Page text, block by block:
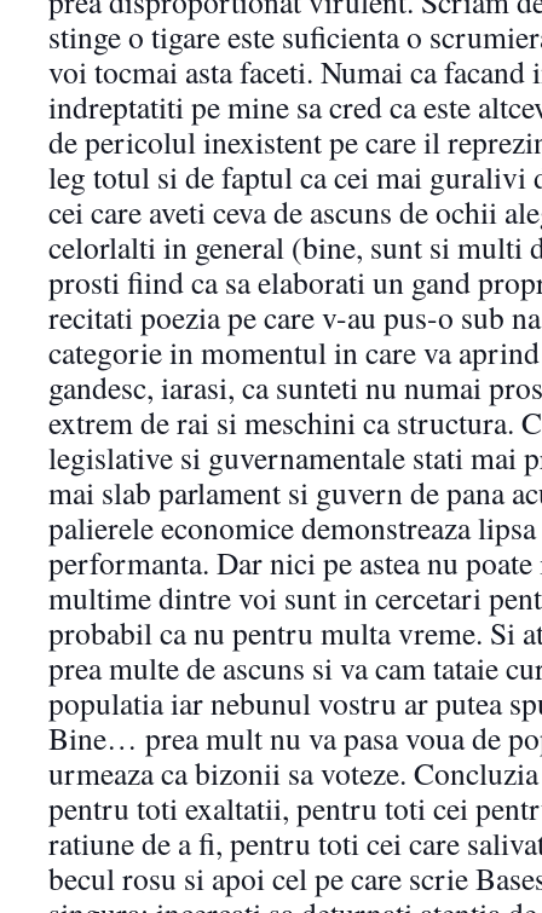
stinge o tigare este suficienta o
voi tocmai asta faceti. Numai ca facand
indreptatiti pe mine sa cred ca este
de pericolul inexistent pe care il
leg totul si de faptul ca cei mai guralivi
cei care aveti ceva de ascuns de ochii
celorlalti in general (bine, sunt si multi
prosti fiind ca sa elaborati un gand
recitati poezia pe care v-au pus-o sub
categorie in momentul in care va
gandesc, iarasi, ca sunteti nu numai
extrem de rai si meschini ca structura.
legislative si guvernamentale stati mai
mai slab parlament si guvern de pana
palierele economice demonstreaza
performanta. Dar nici pe astea nu
multime dintre voi sunt in cercetari
probabil ca nu pentru multa vreme. Si
prea multe de ascuns si va cam tataie
populatia iar nebunul vostru ar putea
Bine… prea mult nu va pasa voua de
urmeaza ca bizonii sa voteze.
pentru toti exaltatii, pentru toti cei
ratiune de a fi, pentru toti cei care
becul rosu si apoi cel pe care scrie